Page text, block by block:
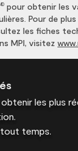
MD pour obtenir les
Pour de plus
les fiches
MPI, visitez
les plus
temps.